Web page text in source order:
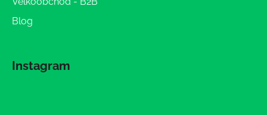
Blog
Instagram